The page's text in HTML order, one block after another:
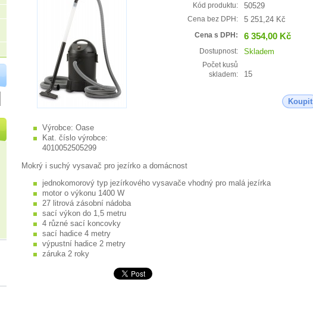
Výrobce: Oase
Kat. číslo výrobce:
4010052505299
Kód produktu: 50529
Cena bez DPH: 5 251,24 Kč
Cena s DPH: 6 354,00 Kč
Dostupnost: Skladem
Počet kusů
skladem:
15
Koupit
Mokrý i suchý vysavač pro jezírko a domácnost
jednokomorový typ jezírkového vysavače vhodný pro malá jezírka
motor o výkonu 1400 W
27 litrová zásobní nádoba
sací výkon do 1,5 metru
4 různé sací koncovky
sací hadice 4 metry
výpustní hadice 2 metry
záruka 2 roky